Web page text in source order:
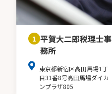
1 平賀大二郎税理士事
務所
東京都新宿区高田馬場1丁
目31番8号高田馬場ダイカ
ンプラザ805